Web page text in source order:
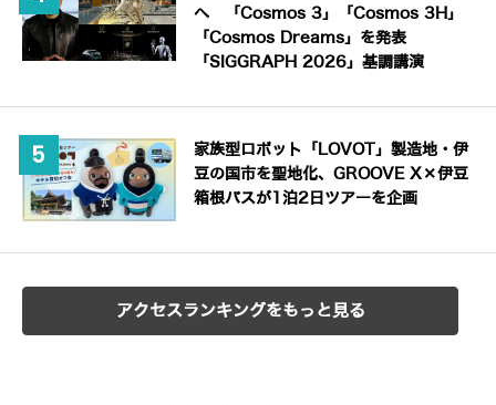
へ 「Cosmos 3」「Cosmos 3H」
「Cosmos Dreams」を発表
「SIGGRAPH 2026」基調講演
家族型ロボット「LOVOT」製造地・伊
豆の国市を聖地化、GROOVE X×伊豆
箱根バスが1泊2日ツアーを企画
アクセスランキングをもっと見る